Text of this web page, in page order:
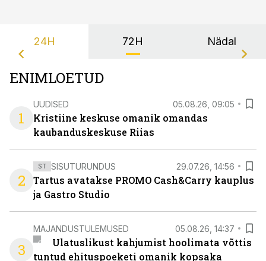
24H 72H Nädal
ENIMLOETUD
1
UUDISED 05.08.26, 09:05
Kristiine keskuse omanik omandas
kaubanduskeskuse Riias
2
ST SISUTURUNDUS 29.07.26, 14:56
Tartus avatakse PROMO Cash&Carry kauplus
ja Gastro Studio
3
MAJANDUSTULEMUSED 05.08.26, 14:37
Ulatuslikust kahjumist hoolimata võttis
tuntud ehituspoeketi omanik kopsaka